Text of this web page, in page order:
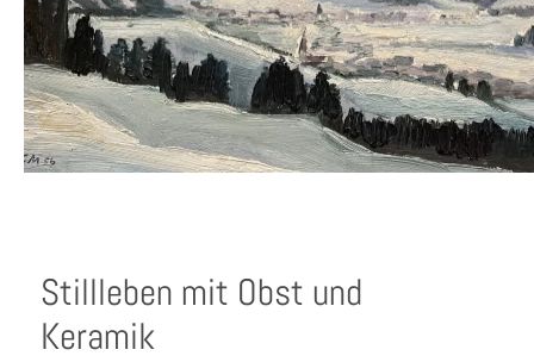
Stillleben mit Obst und
Keramik